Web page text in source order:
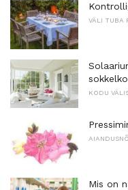
VÄLI TUBA
KODU
Mis on